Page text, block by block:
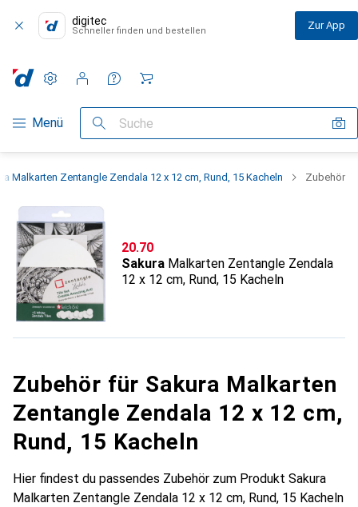
digitec
Schneller finden und bestellen Zur App
Navigation nach Kategorien
Menü Suche
Einstellungen
Kundenkonto
Vergleichslisten
Merklisten
Warenkorb
Malkarten Zentangle Zendala 12 x 12 cm, Rund, 15 Kacheln Zubehör
CHF
20.70
Sakura Malkarten Zentangle Zendala
12 x 12 cm, Rund, 15 Kacheln
Zubehör für Sakura Malkarten
Zentangle Zendala 12 x 12 cm,
Rund, 15 Kacheln
Hier findest du passendes Zubehör zum Produkt Sakura
Malkarten Zentangle Zendala 12 x 12 cm, Rund, 15 Kacheln